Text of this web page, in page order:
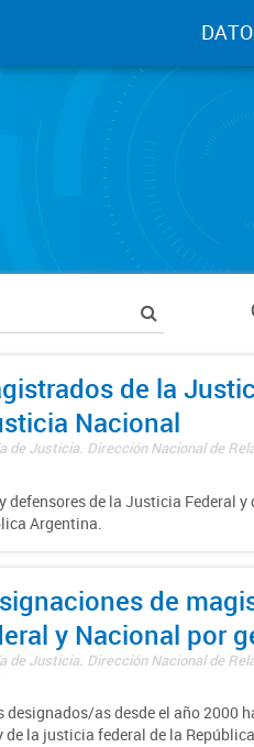
de la
Nacional
Justicia. Dirección Nacional de
defensores de la Justicia Federal y
Argentina.
de
y Nacional por
Justicia. Dirección Nacional de
as desde el año 2000
la justicia federal de la